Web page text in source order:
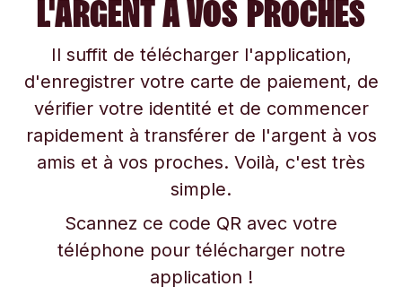
L'ARGENT À VOS PROCHES
Il suffit de télécharger l'application,
d'enregistrer votre carte de paiement, de
vérifier votre identité et de commencer
rapidement à transférer de l'argent à vos
amis et à vos proches. Voilà, c'est très
simple.
Scannez ce code QR avec votre
téléphone pour télécharger notre
application !